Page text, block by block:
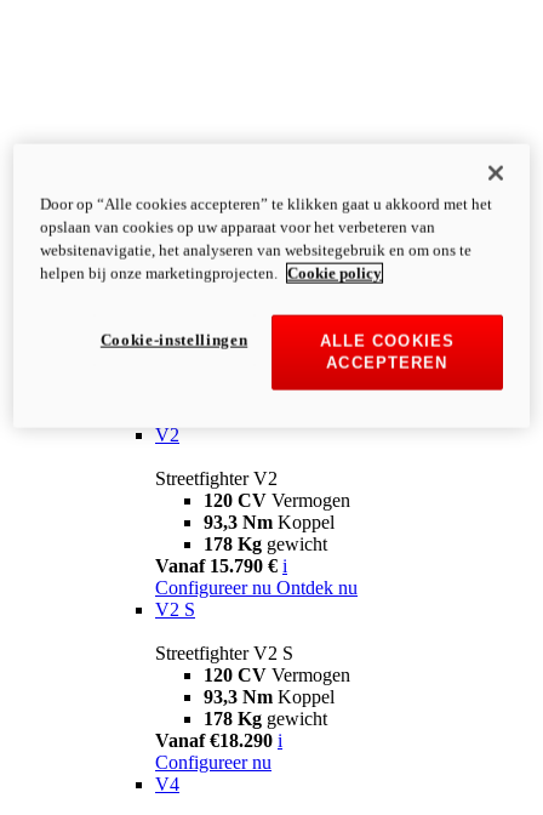
V2
Streetfighter V2
120 CV Vermogen
93,3 Nm Koppel
178 Kg gewicht
Vanaf 15.790 € i
Configureer nu Ontdek nu
V2 S
Streetfighter V2 S
120 CV Vermogen
93,3 Nm Koppel
178 Kg gewicht
Vanaf €18.290 i
Configureer nu
V4
Door op “Alle cookies accepteren” te klikken gaat u akkoord met het
opslaan van cookies op uw apparaat voor het verbeteren van
websitenavigatie, het analyseren van websitegebruik en om ons te
helpen bij onze marketingprojecten.
Cookie policy
ALLE COOKIES
ACCEPTEREN
Cookie-instellingen